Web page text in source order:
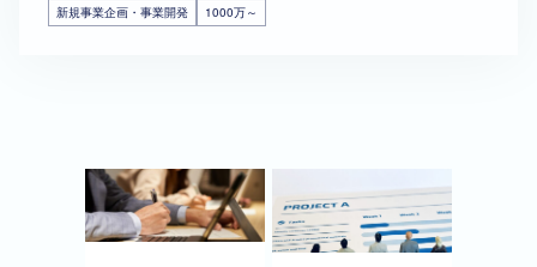
新規事業企画・事業開発
1000万～